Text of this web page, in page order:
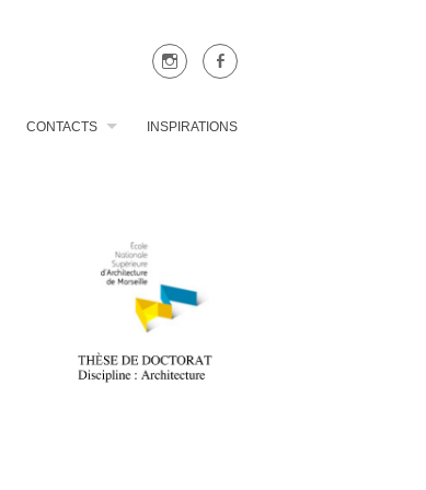
CONTACTS INSPIRATIONS